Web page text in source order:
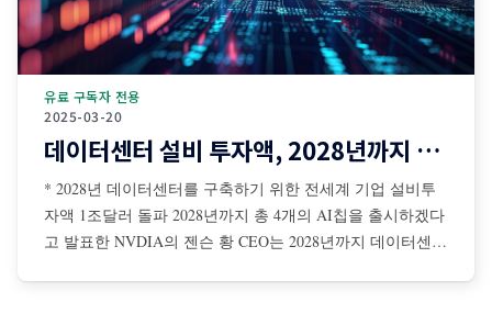
2025-03-20
유료 구독자 전용
데이터센터 설비 투자액, 2028년까지 1조달러 돌파
* 2028년 데이터센터를 구축하기 위한 전세계 기업 설비투
자액 1조달러 돌파 2028년까지 총 4개의 AI칩을 출시하겠다
고 발표한 NVDIA의 젠슨 황 CEO는 2028년까지 데이터센터